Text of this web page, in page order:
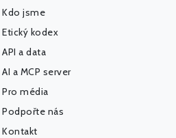
Kdo jsme
Etický kodex
API a data
AI a MCP server
Pro média
Podpořte nás
Kontakt